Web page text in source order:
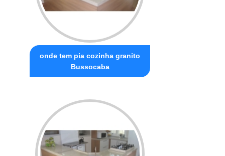
onde tem pia cozinha granito
Bussocaba